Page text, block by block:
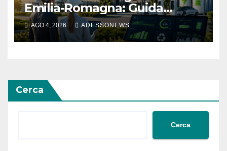
Emilia-Romagna: Guida
Completa per Ottenere il
Fondo Perduto sulle
Rinnovabili con #Finsubito –
AGO 4, 2026 ADESSONEWS
Cerca
Cerca